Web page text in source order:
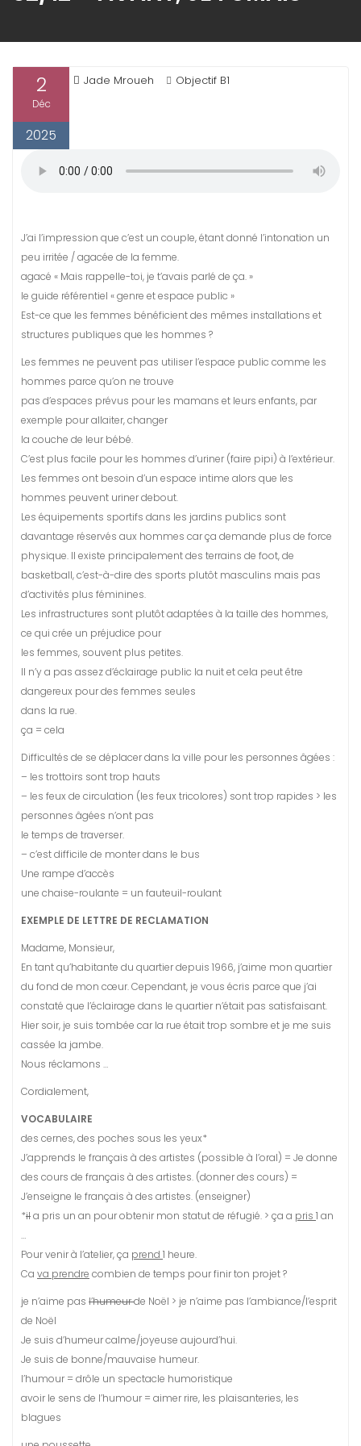
2
Déc
2025
Jade Mroueh Objectif B1
J’ai l’impression que c’est un couple, étant donné l’intonation un
peu irritée / agacée de la femme.
agacé « Mais rappelle-toi, je t’avais parlé de ça. »
le guide référentiel « genre et espace public »
Est-ce que les femmes bénéficient des mêmes installations et
structures publiques que les hommes ?
Les femmes ne peuvent pas utiliser l’espace public comme les
hommes parce qu’on ne trouve
pas d’espaces prévus pour les mamans et leurs enfants, par
exemple pour allaiter, changer
la couche de leur bébé.
C’est plus facile pour les hommes d’uriner (faire pipi) à l’extérieur.
Les femmes ont besoin d’un espace intime alors que les
hommes peuvent uriner debout.
Les équipements sportifs dans les jardins publics sont
davantage réservés aux hommes car ça demande plus de force
physique. Il existe principalement des terrains de foot, de
basketball, c’est-à-dire des sports plutôt masculins mais pas
d’activités plus féminines.
Les infrastructures sont plutôt adaptées à la taille des hommes,
ce qui crée un préjudice pour
les femmes, souvent plus petites.
Il n’y a pas assez d’éclairage public la nuit et cela peut être
dangereux pour des femmes seules
dans la rue.
ça = cela
Difficultés de se déplacer dans la ville pour les personnes âgées :
– les trottoirs sont trop hauts
– les feux de circulation (les feux tricolores) sont trop rapides > les
personnes âgées n’ont pas
le temps de traverser.
– c’est difficile de monter dans le bus
Une rampe d’accès
une chaise-roulante = un fauteuil-roulant
EXEMPLE DE LETTRE DE RECLAMATION
Madame, Monsieur,
En tant qu’habitante du quartier depuis 1966, j’aime mon quartier
du fond de mon cœur. Cependant, je vous écris parce que j’ai
constaté que l’éclairage dans le quartier n’était pas satisfaisant.
Hier soir, je suis tombée car la rue était trop sombre et je me suis
cassée la jambe.
Nous réclamons …
Cordialement,
VOCABULAIRE
des cernes, des poches sous les yeux*
J’apprends le français à des artistes (possible à l’oral) = Je donne
des cours de français à des artistes. (donner des cours) =
J’enseigne le français à des artistes. (enseigner)
*ila pris un an pour obtenir mon statut de réfugié. > ça a pris 1 an
…
Pour venir à l’atelier, ça prend 1 heure.
Ca va prendre combien de temps pour finir ton projet ?
je n’aime pas l’humeurde Noël > je n’aime pas l’ambiance/l’esprit
de Noël
Je suis d’humeur calme/joyeuse aujourd’hui.
Je suis de bonne/mauvaise humeur.
l’humour = drôle un spectacle humoristique
avoir le sens de l’humour = aimer rire, les plaisanteries, les
blagues